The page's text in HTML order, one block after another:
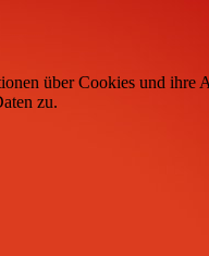
über Cookies und
zu.